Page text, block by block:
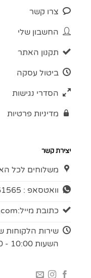
צרו קשר
החשבון שלי
תקנון האתר
ביטול עסקה
הסדרי נגישות
מדיניות פרטיות
יצירת קשר
משלוחים לכל
וואטסאפ : 054-3661565
כתובת מייל:
שירות הלקוחות
השעות 10:00 - 15:00